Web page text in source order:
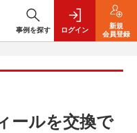
事例を探す ログイン
新規
会員登録
ールを交換で